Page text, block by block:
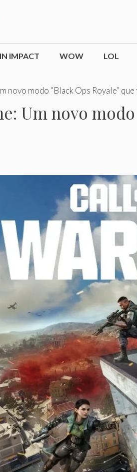
IMPACT WOW LOL
novo modo “Black Ops Royale”
Um novo